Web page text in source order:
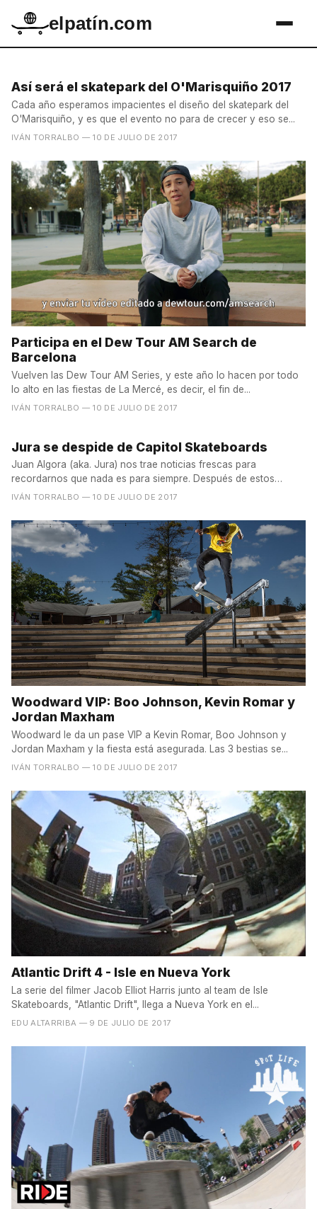
elpatín.com
Así será el skatepark del O'Marisquiño 2017
Cada año esperamos impacientes el diseño del skatepark del
O'Marisquiño, y es que el evento no para de crecer y eso se...
IVÁN TORRALBO — 10 DE JULIO DE 2017
Participa en el Dew Tour AM Search de
Barcelona
Vuelven las Dew Tour AM Series, y este año lo hacen por todo
lo alto en las fiestas de La Mercé, es decir, el fin de...
IVÁN TORRALBO — 10 DE JULIO DE 2017
Jura se despide de Capitol Skateboards
Juan Algora (aka. Jura) nos trae noticias frescas para
recordarnos que nada es para siempre. Después de estos
añitos...
IVÁN TORRALBO — 10 DE JULIO DE 2017
Woodward VIP: Boo Johnson, Kevin Romar y
Jordan Maxham
Woodward le da un pase VIP a Kevin Romar, Boo Johnson y
Jordan Maxham y la fiesta está asegurada. Las 3 bestias se...
IVÁN TORRALBO — 10 DE JULIO DE 2017
Atlantic Drift 4 - Isle en Nueva York
La serie del filmer Jacob Elliot Harris junto al team de Isle
Skateboards, "Atlantic Drift", llega a Nueva York en el...
EDU ALTARRIBA — 9 DE JULIO DE 2017